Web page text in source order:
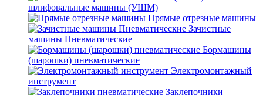
шлифовальные машины (УШМ)
Прямые отрезные машины
Зачистные
машины Пневматические
Бормашины
(шарошки) пневматические
Электромонтажный
инструмент
Заклепочники